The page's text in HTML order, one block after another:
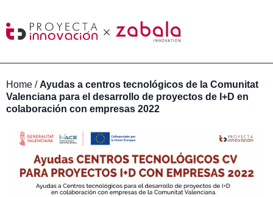
Home / Ayudas a centros tecnológicos de la Comunitat
Valenciana para el desarrollo de proyectos de I+D en
colaboración con empresas 2022